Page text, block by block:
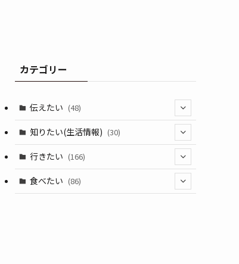
カテゴリー
伝えたい (48)
(44)
(1)
知りたい(生活情報) (30)
(10)
(11)
行きたい (166)
(18)
食べたい (86)